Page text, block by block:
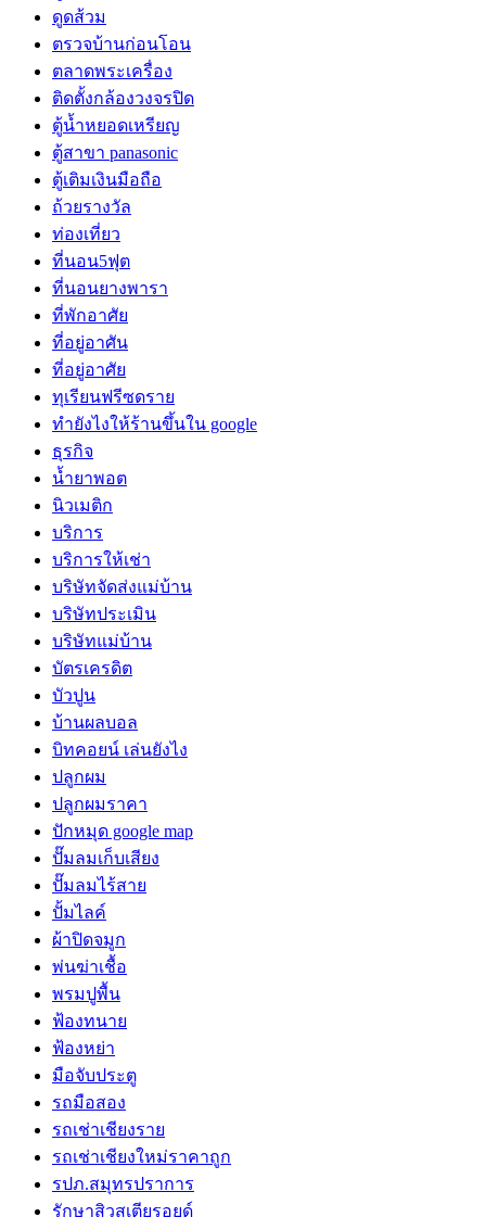
ดูดส้วม
ตรวจบ้านก่อนโอน
ตลาดพระเครื่อง
ติดตั้งกล้องวงจรปิด
ตู้น้ำหยอดเหรียญ
ตู้สาขา panasonic
ตู้เติมเงินมือถือ
ถ้วยรางวัล
ท่องเที่ยว
ที่นอน5ฟุต
ที่นอนยางพารา
ที่พักอาศัย
ที่อยู่อาศัน
ที่อยู่อาศัย
ทุเรียนฟรีซดราย
ทํายังไงให้ร้านขึ้นใน google
ธุรกิจ
น้ำยาพอต
นิวเมติก
บริการ
บริการให้เช่า
บริษัทจัดส่งแม่บ้าน
บริษัทประเมิน
บริษัทแม่บ้าน
บัตรเครดิต
บัวปูน
บ้านผลบอล
บิทคอยน์ เล่นยังไง
ปลูกผม
ปลูกผมราคา
ปักหมุด google map
ปั๊มลมเก็บเสียง
ปั๊มลมไร้สาย
ปั้มไลค์
ผ้าปิดจมูก
พ่นฆ่าเชื้อ
พรมปูพื้น
ฟ้องทนาย
ฟ้องหย่า
มือจับประตู
รถมือสอง
รถเช่าเชียงราย
รถเช่าเชียงใหม่ราคาถูก
รปภ.สมุทรปราการ
รักษาสิวสเตียรอยด์